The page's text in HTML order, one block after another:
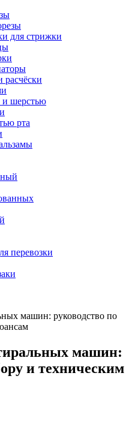
для стрижки
и шерстью
рта
перевозки
машин: руководство по
машин:
и техническим